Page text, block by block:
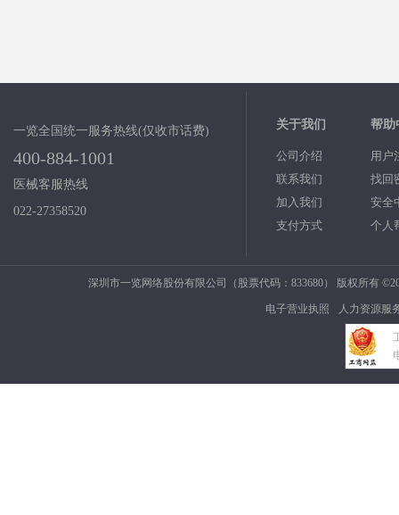
一览全国统一服务热线(仅收市话费)
400-884-1001
医械客服热线
022-27358520
关于我们
公司介绍
联系我们
加入我们
支付方式
帮助
用户
找回
安全
个人
深圳市一览网络股份有限公司（股票代码：833680） 版权所有
电子营业执照 人力资源服